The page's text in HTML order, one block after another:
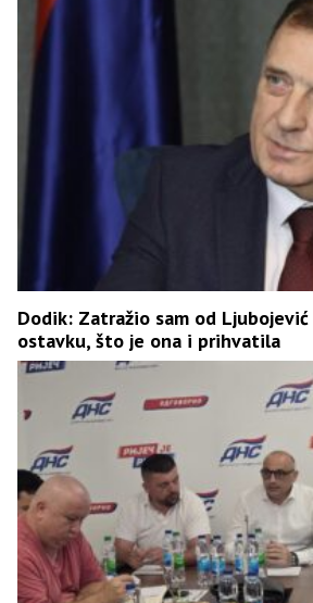
Dodik: Zatražio sam od
ostavku, što je ona i prihvatila